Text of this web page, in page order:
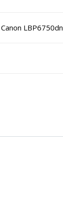
LBP6750dn